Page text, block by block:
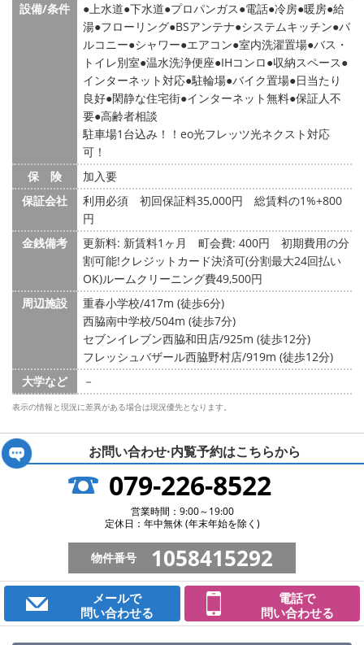
設備/条件
上水道 下水道 プロパンガス 電話 冷房 暖房 給
湯 フローリング BSアンテナ システムキッチン バ
ルコニー シャワー エアコン 室内洗濯置場 バス・
トイレ別室 温水洗浄便座 IHコンロ 収納スペース
インターネット対応 駐輪場 バイク置場 日当たり
良好 閑静な住宅街 インターネット無料 保証人不
要 高齢者相談
駐車場1台込み！！eo光フレッツ光ネクスト対応
可！
保 険
加入要
保証会社
利用必須 初回保証料35,000円 総賃料の1%+800
円
金銭備考
更新料: 新賃料1ヶ月 町会費: 400円
初期費用の分
割可能!クレジットカード決済可(分割最大24回払い
OK)ルームクリーニング費49,500円
周辺施設
重春小学校/417m (徒歩6分)
西脇南中学校/504m (徒歩7分)
セブンイレブン西脇和田店/925m (徒歩12分)
フレッシュバザール西脇野村店/919m (徒歩12分)
大学など
－
表示の情報と現況に差異がある場合は現況優先となります。
お問い合わせ·内覧予約はこちらから
079-226-8522
営業時間：9:00～19:00
定休日：年中無休 (年末年始を除く)
物件番号 1058415292
メールで
問い合わせる
電話で
問い合わせる